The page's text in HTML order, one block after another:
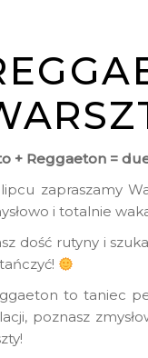
+ Reggaeton =
zapraszamy
i totalnie
dość rutyny i
to taniec
poznasz